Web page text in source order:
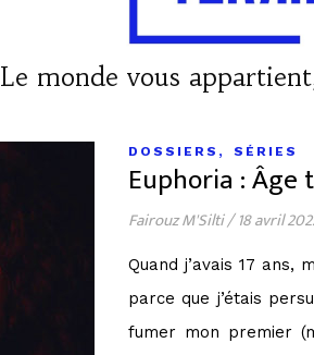
Le monde vous
DOSSIERS , SÉRIES
Euphoria :
Fairouz M'Silti/ 18 avril
Quand j’avais 17
parce que j’étais
fumer mon premier